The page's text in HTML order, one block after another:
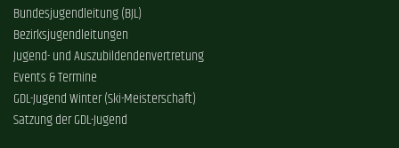
Bundesjugendleitung (BJL)
Bezirksjugendleitungen
Jugend- und Auszubildendenvertretung
Events & Termine
GDL-Jugend Winter (Ski-Meisterschaft)
Satzung der GDL-Jugend